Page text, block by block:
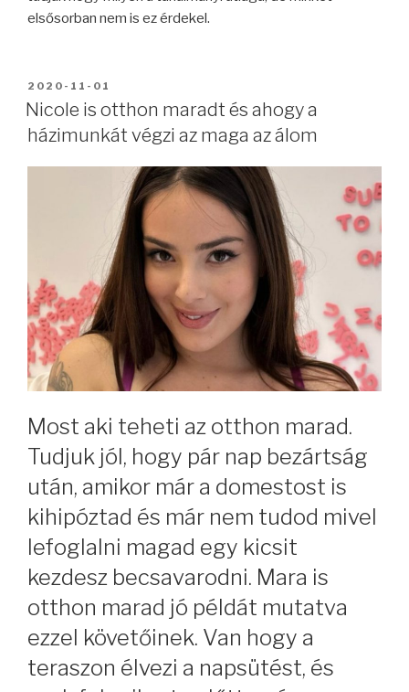
elsősorban nem is ez érdekel.
BEKÜLDVE:
2020-11-01
Nicole is otthon maradt és ahogy a
házimunkát végzi az maga az álom
Most aki teheti az otthon marad.
Tudjuk jól, hogy pár nap bezártság
után, amikor már a domestost is
kihipóztad és már nem tudod mivel
lefoglalni magad egy kicsit
kezdesz becsavarodni. Mara is
otthon marad jó példát mutatva
ezzel követőinek. Van hogy a
teraszon élvezi a napsütést, és